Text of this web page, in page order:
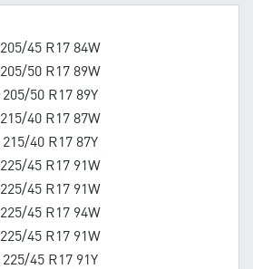
205/45 R17 84W
205/50 R17 89W
205/50 R17 89Y
215/40 R17 87W
215/40 R17 87Y
225/45 R17 91W
225/45 R17 91W
225/45 R17 94W
225/45 R17 91W
225/45 R17 91Y